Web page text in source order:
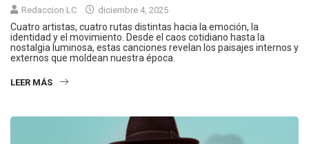
Redaccion LC diciembre 4, 2025
Cuatro artistas, cuatro rutas distintas hacia la emoción, la
identidad y el movimiento. Desde el caos cotidiano hasta la
nostalgia luminosa, estas canciones revelan los paisajes internos y
externos que moldean nuestra época.
LEER MÁS